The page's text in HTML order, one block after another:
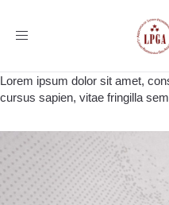
Toggle
Lorem ipsum dolor sit amet,
cursus sapien, vitae fringilla